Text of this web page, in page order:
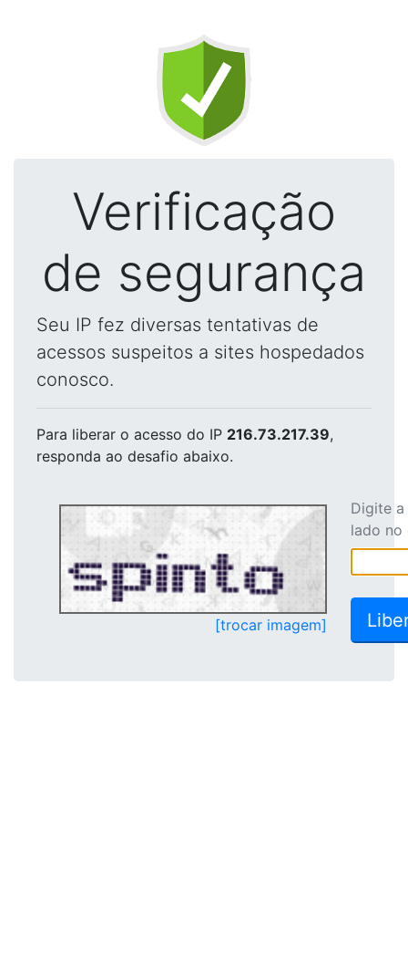
Verificação
de segurança
Seu IP fez diversas tentativas de
acessos suspeitos a sites hospedados
conosco.
Para liberar o acesso do IP 216.73.217.39,
responda ao desafio abaixo.
[trocar imagem]
Digite
lado no